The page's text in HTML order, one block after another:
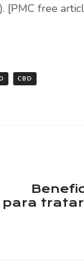
[PMC free
CBD
para